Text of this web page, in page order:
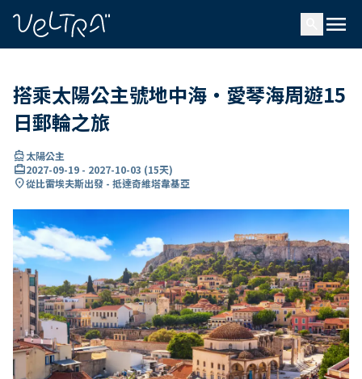
menu
搭乘太陽公主號地中海・愛琴海周遊15
日郵輪之旅
directions_boat太陽公主
card_travel2027-09-19 - 2027-10-03 (15天)
location_on從比雷埃夫斯出發 - 抵達奇維塔韋基亞